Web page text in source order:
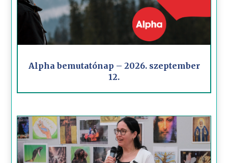
Alpha bemutatónap – 2026. szeptember
12.